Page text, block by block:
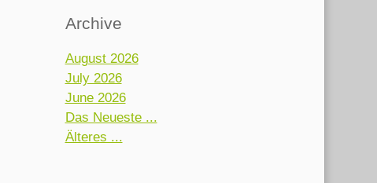
Archive
August 2026
July 2026
June 2026
Das Neueste ...
Älteres ...